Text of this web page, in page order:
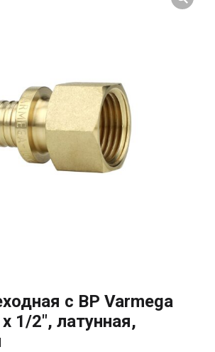
с ВР Varmega
1/2″, латунная,